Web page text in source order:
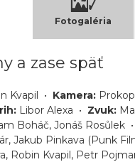
Fotogaléria
a zase späť
Kvapil • Kamera:
Libor Alexa • Zvuk:
Boháč, Jonáš Rosůlek •
Jakub Pinkava (Punk
Robin Kvapil, Petr